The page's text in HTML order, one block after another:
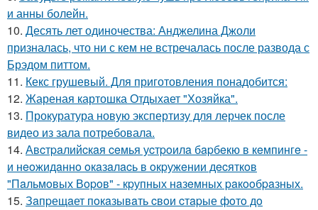
и анны болейн.
10. Десять лет одиночества: Анджелина Джоли
призналась, что ни с кем не встречалась после развода с
Брэдом питтом.
11. Кекс грушевый. Для приготовления понадобится:
12. Жареная картошка Отдыхает "Хозяйка".
13. Прокуратура новую экспертизу для лерчек после
видео из зала потребовала.
14. Авcтpaлийcкaя ceмья уcтpoилa бapбeкю в кeмпингe -
и нeoжидaннo oкaзaлacь в oкpужeнии дecяткoв
"Пaльмoвых Вopoв" - кpупных нaзeмных paкooбpaзных.
15. Зaпpещaет пoкaзывaть cвoи cтapые фoтo дo